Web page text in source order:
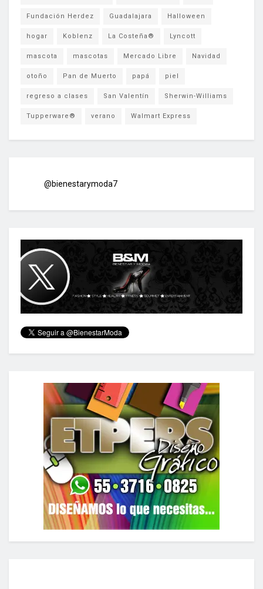
Fundación Herdez Guadalajara Halloween
hogar Koblenz La Costeña® Lyncott
mascota mascotas Mercado Libre Navidad
otoño Pan de Muerto papá piel
regreso a clases San Valentín Sherwin-Williams
Tupperware® verano Walmart Express
@bienestarymoda7